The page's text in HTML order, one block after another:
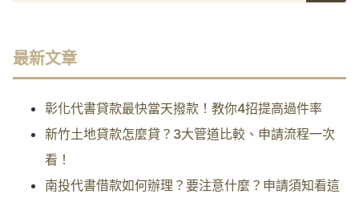
最新文章
彰化代書貸款最快當天撥款！教你4招提高過件率
新竹土地貸款怎麼貸？3大管道比較、申請流程一次
看！
南投代書借款如何辦理？要注意什麼？申請須知看這